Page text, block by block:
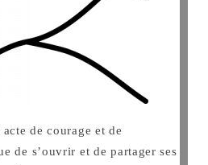
de courage et de
de s’ouvrir et de partager ses